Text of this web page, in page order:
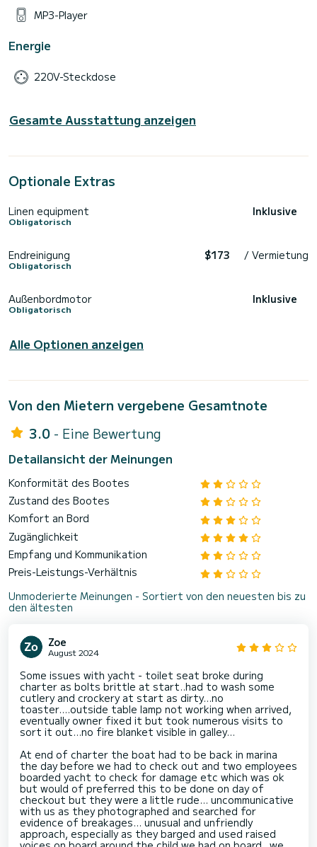
MP3-Player
Energie
220V-Steckdose
Gesamte Ausstattung anzeigen
Optionale Extras
Linen equipment
Obligatorisch
Inklusive
Endreinigung
Obligatorisch
$173 / Vermietung
Außenbordmotor
Obligatorisch
Inklusive
Alle Optionen anzeigen
Von den Mietern vergebene Gesamtnote
3.0 - Eine Bewertung
Detailansicht der Meinungen
Konformität des Bootes
Zustand des Bootes
Komfort an Bord
Zugänglichkeit
Empfang und Kommunikation
Preis-Leistungs-Verhältnis
Unmoderierte Meinungen - Sortiert von den neuesten bis zu
den ältesten
Zoe
August 2024
Some issues with yacht - toilet seat broke during
charter as bolts brittle at start..had to wash some
cutlery and crockery at start as dirty...no
toaster....outside table lamp not working when arrived,
eventually owner fixed it but took numerous visits to
sort it out...no fire blanket visible in galley...
At end of charter the boat had to be back in marina
the day before we had to check out and two employees
boarded yacht to check for damage etc which was ok
but would of preferred this to be done on day of
checkout but they were a little rude... uncommunicative
with us as they photographed and searched for
evidence of breakages... unusual and unfriendly
approach, especially as they barged and used raised